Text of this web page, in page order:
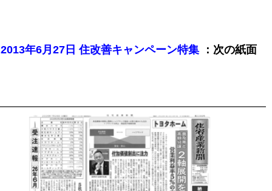
2013年6月27日 住改善キャンペーン特集 ：次の紙面